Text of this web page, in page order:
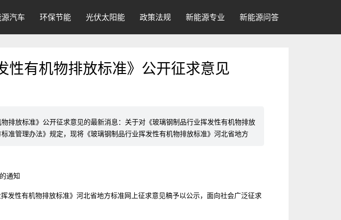
汽车 环保节能 光伏太阳能 政策法规 新能源专业 新能源问答
性有机物排放标准》公开征求意见
排放标准》公开征求意见的最新消息：关于对《玻璃钢制品行业挥发性有机物排放
准管理办法》规定，现将《玻璃钢制品行业挥发性有机物排放标准》河北省地方
通知
发性有机物排放标准》河北省地方标准网上征求意见稿予以公示，面向社会广泛征求